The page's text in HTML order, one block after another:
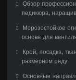
Обзор
педикюра,
Морозостойкое
основе для
Крой, посадка,
размерном ряду
Основные